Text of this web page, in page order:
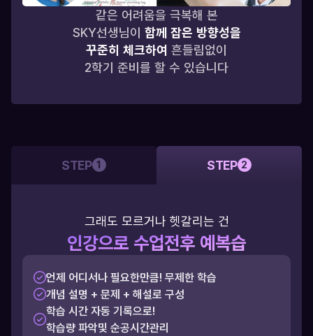
같은 어려움을 극복해 본
SKY선생님이 함께 잡은 방향성을
꾸준히 체크하여 흔들림없이
2학기 준비를 할 수 있습니다
STEP 1 STEP 2
그래도 모르거나 헷갈리는 건
인강으로 수업전후 예복습
언제 어디서나 필요한만큼! 무제한 학습
개념 설명 + 문제 + 해설로 구성
학습 시간 자동 기록으로!
학습량 파악및 순공시간관리